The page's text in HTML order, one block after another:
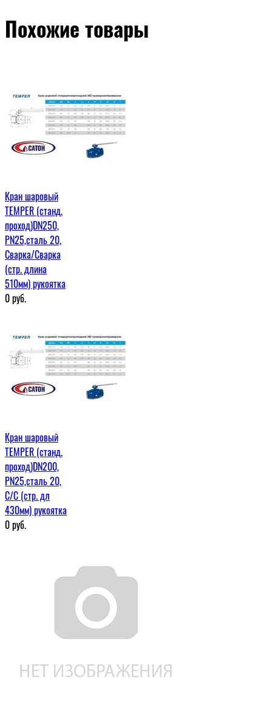
Похожие товары
Кран шаровый
TEMPER (станд.
проход)DN250,
PN25,сталь 20,
Сварка/Сварка
(стр. длина
510мм) рукоятка
0руб.
Кран шаровый
TEMPER (станд.
проход)DN200,
PN25,сталь 20,
С/С (стр. дл
430мм) рукоятка
0руб.